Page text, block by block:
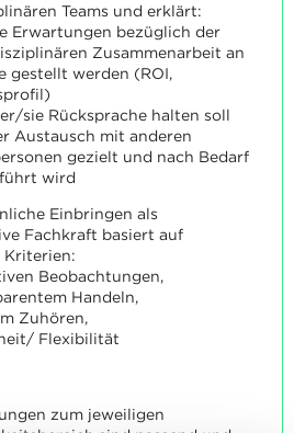
Teams und erklärt:
Erwartungen bezüglich der
Zusammenarbeit an
gestellt werden (ROI,
sie Rücksprache halten soll
Austausch mit anderen
gezielt und nach Bedarf
wird
Einbringen als
Fachkraft basiert auf
Kriterien:
Beobachtungen,
Handeln,
Zuhören,
Flexibilität
zum jeweiligen